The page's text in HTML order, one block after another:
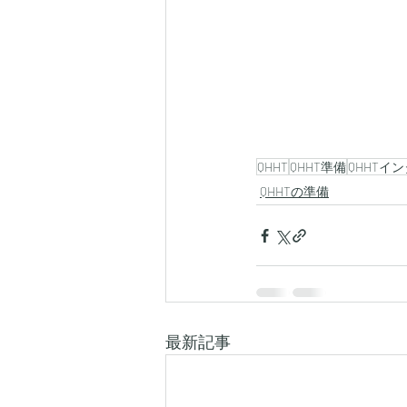
QHHT QHHT準備QHHTイ
QHHTの準備
最新記事